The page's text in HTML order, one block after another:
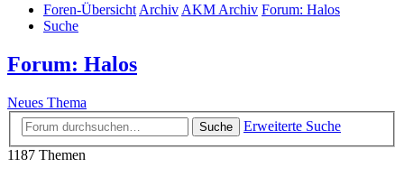
Foren-Übersicht Archiv AKM Archiv Forum: Halos
Suche
Forum: Halos
Neues Thema
Suche
Erweiterte Suche
1187 Themen